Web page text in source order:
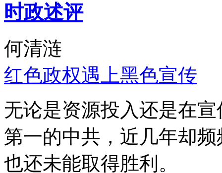
时政述评
何清涟
红色政权遇上黑色宣传
无论是资源投入还是在
第一的中共，近几年却
也还未能取得胜利。